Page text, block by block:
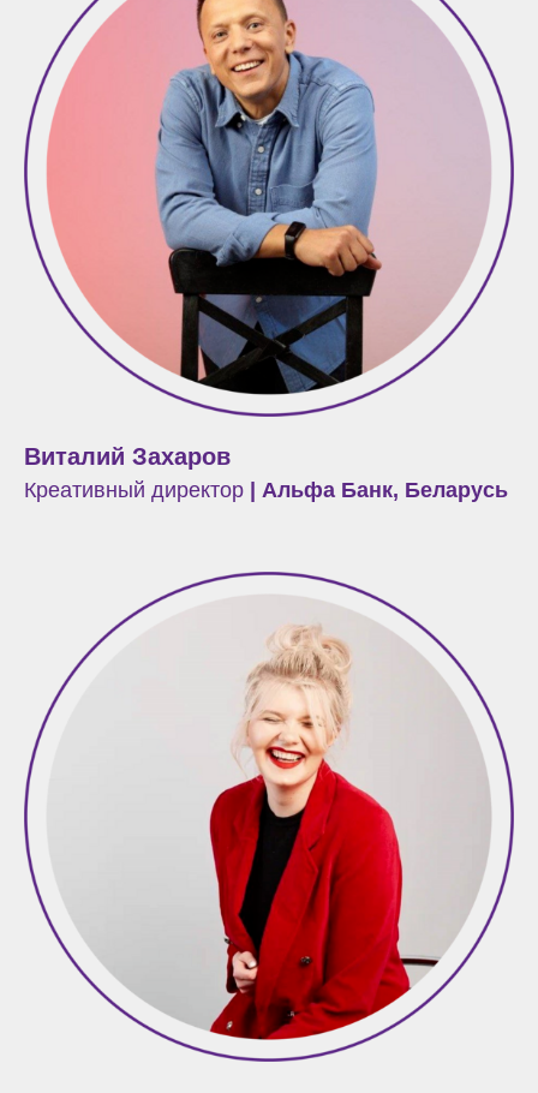
Виталий Захаров
Креативный директор | Альфа Банк, Беларусь